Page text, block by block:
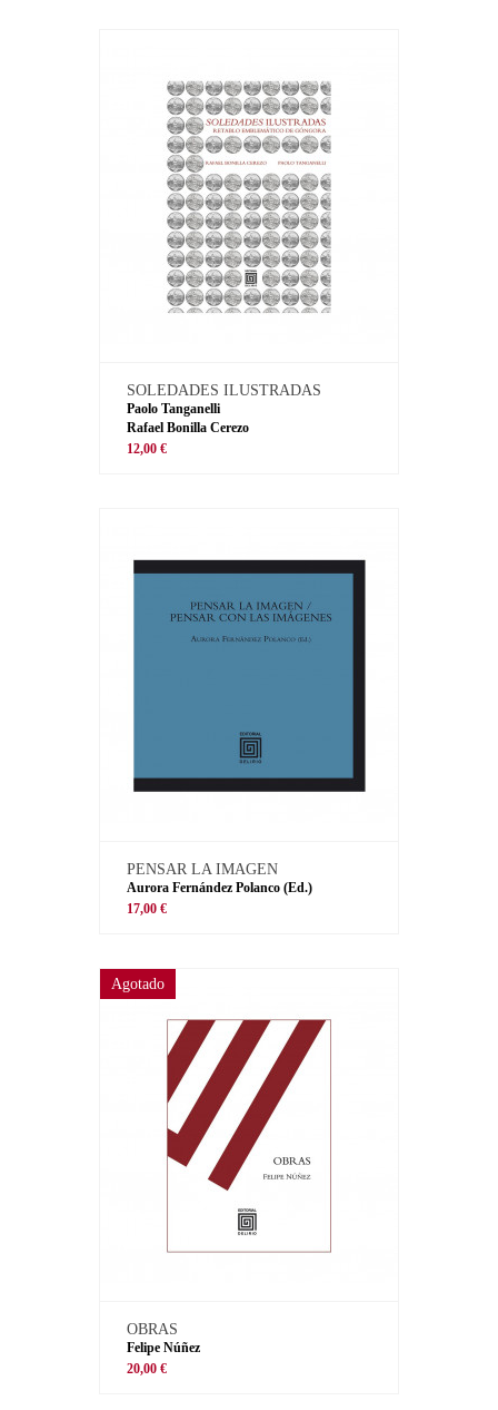
SOLEDADES ILUSTRADAS
Paolo Tanganelli
Rafael Bonilla Cerezo
12,00 €
PENSAR LA IMAGEN
Aurora Fernández Polanco (Ed.)
17,00 €
Agotado
OBRAS
Felipe Núñez
20,00 €